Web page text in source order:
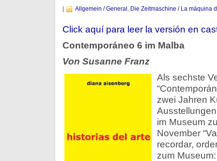
Allgemein / General , Die Zeitmaschine / La máquina
Click aquí para leer la versión en
Contemporáneo 6 im Malba
Von Susanne Franz
Als sechste
zwei Jahren
im Museum
November
recordar,
zum